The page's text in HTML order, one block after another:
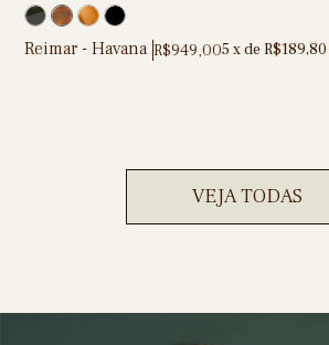
Reimar - Havana R$949,005 x deR$189,80
VEJA TODAS